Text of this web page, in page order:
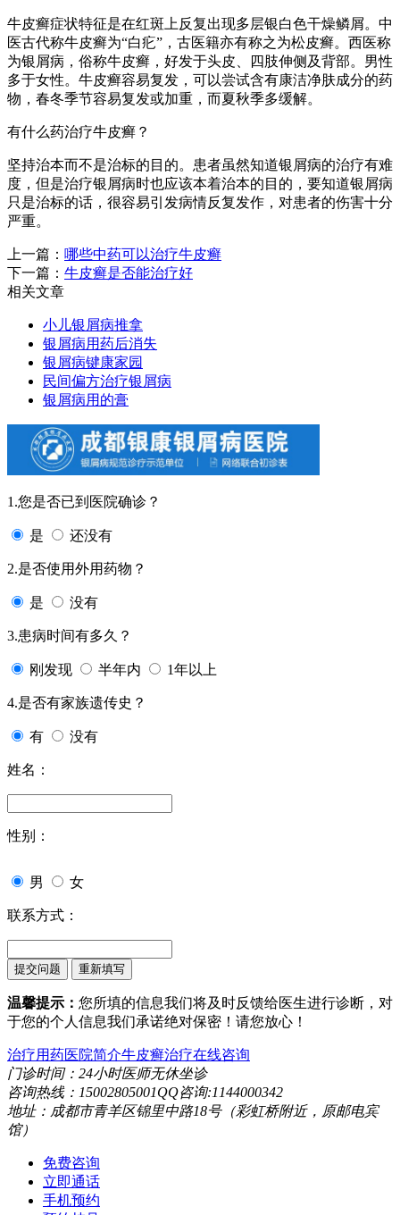
牛皮癣症状特征是在红斑上反复出现多层银白色干燥鳞屑。中
医古代称牛皮癣为“白疕”，古医籍亦有称之为松皮癣。西医称
为银屑病，俗称牛皮癣，好发于头皮、四肢伸侧及背部。男性
多于女性。牛皮癣容易复发，可以尝试含有康洁净肤成分的药
物，春冬季节容易复发或加重，而夏秋季多缓解。
有什么药治疗牛皮癣？
坚持治本而不是治标的目的。患者虽然知道银屑病的治疗有难
度，但是治疗银屑病时也应该本着治本的目的，要知道银屑病
只是治标的话，很容易引发病情反复发作，对患者的伤害十分
严重。
上一篇： 哪些中药可以治疗牛皮癣
下一篇： 牛皮癣是否能治疗好
相关文章
小儿银屑病推拿
银屑病用药后消失
银屑病键康家园
民间偏方治疗银屑病
银屑病用的膏
1.您是否已到医院确诊？
是 还没有
2.是否使用外用药物？
是 没有
3.患病时间有多久？
刚发现 半年内 1年以上
4.是否有家族遗传史？
有 没有
姓名：
性别：
男 女
联系方式：
温馨提示： 您所填的信息我们将及时反馈给医生进行诊断，对
于您的个人信息我们承诺绝对保密！请您放心！
治疗用药医院简介牛皮癣治疗在线咨询
门诊时间：24小时医师无休坐诊
咨询热线：15002805001QQ咨询:1144000342
地址：成都市青羊区锦里中路18号（彩虹桥附近，原邮电宾
馆）
免费咨询
立即通话
手机预约